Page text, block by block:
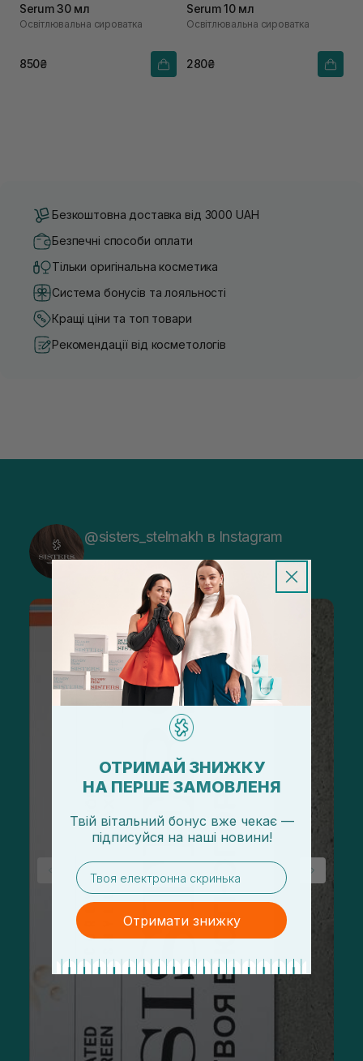
Serum 30 мл
Освітлювальна сироватка
850₴
Serum 10 мл
Освітлювальна сироватка
280₴
Безкоштовна доставка від 3000 UAH
Безпечні способи оплати
Тільки оригінальна косметика
Система бонусів та лояльності
Кращі ціни та топ товари
Рекомендації від косметологів
@sisters_stelmakh в Instagram
ОТРИМАЙ ЗНИЖКУ
НА ПЕРШЕ ЗАМОВЛЕНЯ
Твій вітальний бонус вже чекає —
підписуйся на наші новини!
email
Отримати знижку